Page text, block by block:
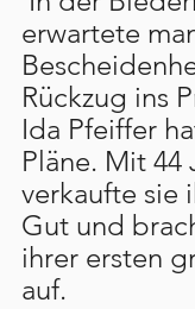
erwartete
Rückzug ins
Ida Pfeiffer
Pläne. Mit 44
verkaufte sie
Gut und
ihrer ersten
auf.